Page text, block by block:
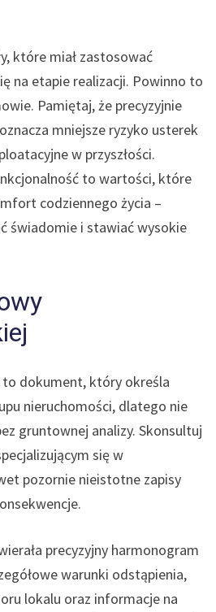
które miał zastosować
na etapie realizacji. Powinno to
Pamiętaj, że precyzyjnie
mniejsze ryzyko usterek
w przyszłości.
to wartości, które
codziennego życia –
świadomie i stawiać wysokie
dokument, który określa
nieruchomości, dlatego nie
gruntownej analizy. Skonsultuj
się w
pozornie nieistotne zapisy
precyzyjny harmonogram
warunki odstąpienia,
lokalu oraz informacje na